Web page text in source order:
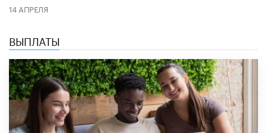
14 АПРЕЛЯ
ВЫПЛАТЫ